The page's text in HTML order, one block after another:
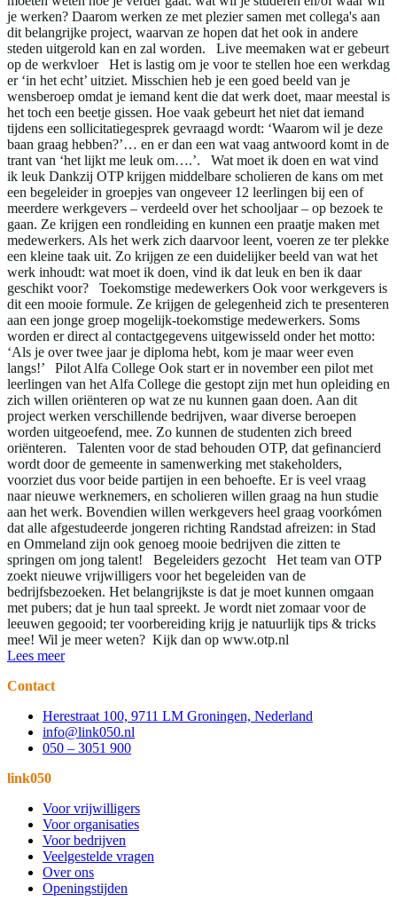
je werken? Daarom werken ze met plezier samen met collega's aan
dit belangrijke project, waarvan ze hopen dat het ook in andere
steden uitgerold kan en zal worden. Live meemaken wat er gebeurt
op de werkvloer Het is lastig om je voor te stellen hoe een werkdag
er ‘in het echt’ uitziet. Misschien heb je een goed beeld van je
wensberoep omdat je iemand kent die dat werk doet, maar meestal is
het toch een beetje gissen. Hoe vaak gebeurt het niet dat iemand
tijdens een sollicitatiegesprek gevraagd wordt: ‘Waarom wil je deze
baan graag hebben?’… en er dan een wat vaag antwoord komt in de
trant van ‘het lijkt me leuk om….’. Wat moet ik doen en wat vind
ik leuk Dankzij OTP krijgen middelbare scholieren de kans om met
een begeleider in groepjes van ongeveer 12 leerlingen bij een of
meerdere werkgevers – verdeeld over het schooljaar – op bezoek te
gaan. Ze krijgen een rondleiding en kunnen een praatje maken met
medewerkers. Als het werk zich daarvoor leent, voeren ze ter plekke
een kleine taak uit. Zo krijgen ze een duidelijker beeld van wat het
werk inhoudt: wat moet ik doen, vind ik dat leuk en ben ik daar
geschikt voor? Toekomstige medewerkers Ook voor werkgevers is
dit een mooie formule. Ze krijgen de gelegenheid zich te presenteren
aan een jonge groep mogelijk-toekomstige medewerkers. Soms
worden er direct al contactgegevens uitgewisseld onder het motto:
‘Als je over twee jaar je diploma hebt, kom je maar weer even
langs!’ Pilot Alfa College Ook start er in november een pilot met
leerlingen van het Alfa College die gestopt zijn met hun opleiding en
zich willen oriënteren op wat ze nu kunnen gaan doen. Aan dit
project werken verschillende bedrijven, waar diverse beroepen
worden uitgeoefend, mee. Zo kunnen de studenten zich breed
oriënteren. Talenten voor de stad behouden OTP, dat gefinancierd
wordt door de gemeente in samenwerking met stakeholders,
voorziet dus voor beide partijen in een behoefte. Er is veel vraag
naar nieuwe werknemers, en scholieren willen graag na hun studie
aan het werk. Bovendien willen werkgevers heel graag voorkómen
dat alle afgestudeerde jongeren richting Randstad afreizen: in Stad
en Ommeland zijn ook genoeg mooie bedrijven die zitten te
springen om jong talent! Begeleiders gezocht Het team van OTP
zoekt nieuwe vrijwilligers voor het begeleiden van de
bedrijfsbezoeken. Het belangrijkste is dat je moet kunnen omgaan
met pubers; dat je hun taal spreekt. Je wordt niet zomaar voor de
leeuwen gegooid; ter voorbereiding krijg je natuurlijk tips & tricks
mee! Wil je meer weten? Kijk dan op www.otp.nl
Lees meer
Contact
Herestraat 100, 9711 LM Groningen, Nederland
info@link050.nl
050 – 3051 900
link050
Voor vrijwilligers
Voor organisaties
Voor bedrijven
Veelgestelde vragen
Over ons
Openingstijden